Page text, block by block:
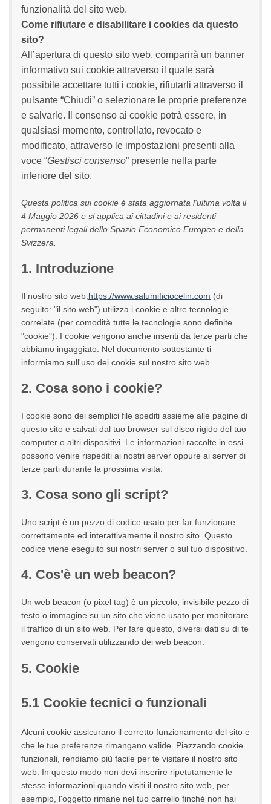
funzionalità del sito web.
Come rifiutare e disabilitare i cookies da questo
sito?
All’apertura di questo sito web, comparirà un banner
informativo sui cookie attraverso il quale sarà
possibile accettare tutti i cookie, rifiutarli attraverso il
pulsante “Chiudi” o selezionare le proprie preferenze
e salvarle. Il consenso ai cookie potrà essere, in
qualsiasi momento, controllato, revocato e
modificato, attraverso le impostazioni presenti alla
voce “Gestisci consenso” presente nella parte
inferiore del sito.
Questa politica sui cookie è stata aggiornata l'ultima volta il
4 Maggio 2026 e si applica ai cittadini e ai residenti
permanenti legali dello Spazio Economico Europeo e della
Svizzera.
1. Introduzione
Il nostro sito web, https://www.salumificiocelin.com (di
seguito: "il sito web") utilizza i cookie e altre tecnologie
correlate (per comodità tutte le tecnologie sono definite
"cookie"). I cookie vengono anche inseriti da terze parti che
abbiamo ingaggiato. Nel documento sottostante ti
informiamo sull'uso dei cookie sul nostro sito web.
2. Cosa sono i cookie?
I cookie sono dei semplici file spediti assieme alle pagine di
questo sito e salvati dal tuo browser sul disco rigido del tuo
computer o altri dispositivi. Le informazioni raccolte in essi
possono venire rispediti ai nostri server oppure ai server di
terze parti durante la prossima visita.
3. Cosa sono gli script?
Uno script è un pezzo di codice usato per far funzionare
correttamente ed interattivamente il nostro sito. Questo
codice viene eseguito sui nostri server o sul tuo dispositivo.
4. Cos'è un web beacon?
Un web beacon (o pixel tag) è un piccolo, invisibile pezzo di
testo o immagine su un sito che viene usato per monitorare
il traffico di un sito web. Per fare questo, diversi dati su di te
vengono conservati utilizzando dei web beacon.
5. Cookie
5.1 Cookie tecnici o funzionali
Alcuni cookie assicurano il corretto funzionamento del sito e
che le tue preferenze rimangano valide. Piazzando cookie
funzionali, rendiamo più facile per te visitare il nostro sito
web. In questo modo non devi inserire ripetutamente le
stesse informazioni quando visiti il nostro sito web, per
esempio, l'oggetto rimane nel tuo carrello finché non hai